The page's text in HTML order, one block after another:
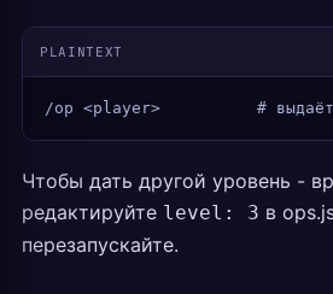
PLAINTEXT
/op <player>          # выдаёт
Чтобы дать другой уровень -
редактируйте level: 3 в
перезапускайте.